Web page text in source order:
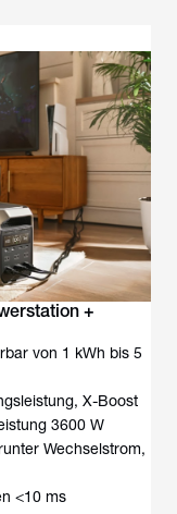
+
von 1 kWh bis 5
X-Boost
3600 W
Wechselstrom,
<10 ms